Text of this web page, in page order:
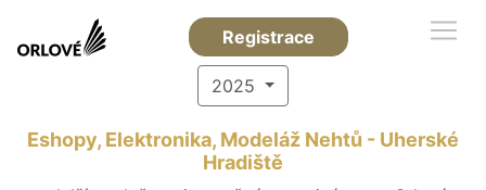
Registrace
2025
Eshopy, Elektronika, Modeláž Nehtů - Uherské
Hradiště